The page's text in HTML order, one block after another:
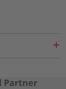
Partner